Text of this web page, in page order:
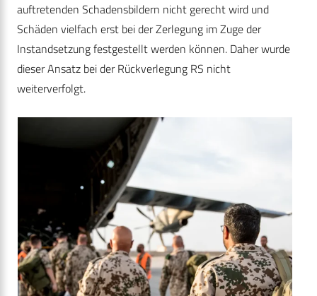
auftretenden Schadensbildern nicht gerecht wird und
Schäden vielfach erst bei der Zerlegung im Zuge der
Instandsetzung festgestellt werden können. Daher wurde
dieser Ansatz bei der Rückverlegung RS nicht
weiterverfolgt.